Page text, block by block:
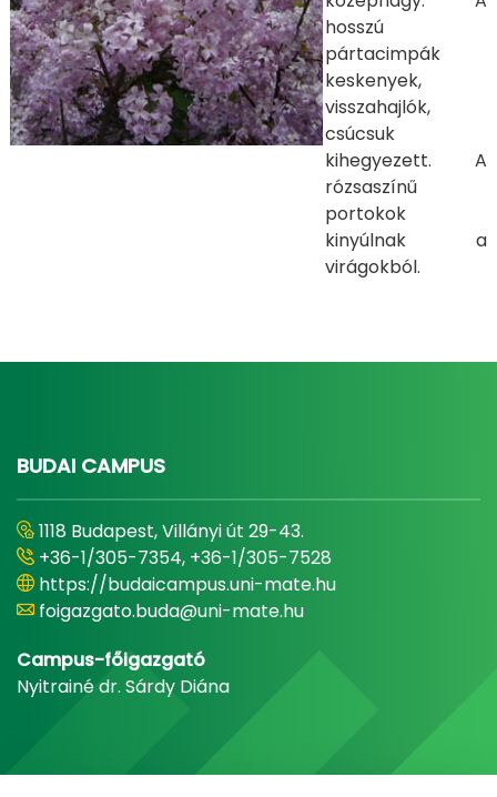
hosszú
pártacimpák
keskenyek,
visszahajlók,
csúcsuk
kihegyezett. A
rózsaszínű
portokok
kinyúlnak a
virágokból.
BUDAI CAMPUS
1118 Budapest, Villányi út 29-43.
+36-1/305-7354, +36-1/305-7528
https://budaicampus.uni-mate.hu
foigazgato.buda@uni-mate.hu
Campus-főigazgató
Nyitrainé dr. Sárdy Diána